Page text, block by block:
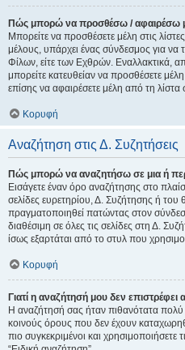
Πώς μπορώ να προσθέσω / αφαιρέσω
Μπορείτε να προσθέσετε μέλη στις
μέλους, υπάρχει ένας σύνδεσμος για να
Φίλων, είτε των Εχθρών. Εναλλακτικά,
μπορείτε κατευθείαν να προσθέσετε
επίσης να αφαιρέσετε μέλη από τη
Κορυφή
Αναζήτηση στις Δ. Συζητήσεις
Πώς μπορώ να αναζητήσω σε μια ή
Εισάγετε έναν όρο αναζήτησης στο
σελίδες ευρετηρίου, Δ. Συζήτησης ή
πραγματοποιηθεί πατώντας στον
διαθέσιμη σε όλες τις σελίδες στη Δ.
ίσως εξαρτάται από το στυλ που
Κορυφή
Γιατί η αναζήτησή μου δεν επιστρέφει
Η αναζήτησή σας ήταν πιθανότατα
κοινούς όρους που δεν έχουν
πιο συγκεκριμένοι και χρησιμοποιήσετε